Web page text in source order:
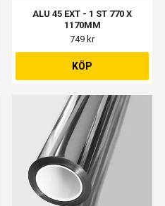
ALU 45 EXT - 1 ST 770 X
1170MM
749 kr
KÖP